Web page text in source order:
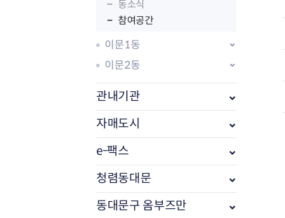
부동산소식
조상땅찾기
부동산중개업소현황
부동산중개업 알림판
동소식
참여공간
이문1동
이문2동
관내기관
자매도시
e-팩스
청렴동대문
동대문구 옴부즈만